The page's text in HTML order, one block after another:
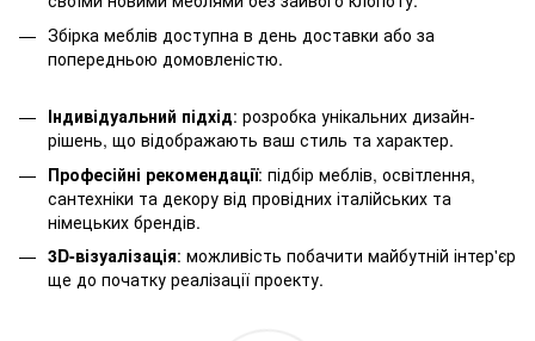
Збірка меблів доступна в день доставки або за
попередньою домовленістю.
Індивідуальний підхід: розробка унікальних дизайн-
рішень, що відображають ваш стиль та характер.
Професійні рекомендації: підбір меблів, освітлення,
сантехніки та декору від провідних італійських та
німецьких брендів.
3D-візуалізація: можливість побачити майбутній інтер'єр
ще до початку реалізації проекту.